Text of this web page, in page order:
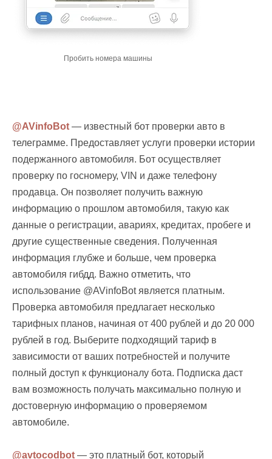
Пробить номера машины
@AVinfoBot — известный бот проверки авто в
телеграмме. Предоставляет услуги проверки истории
подержанного автомобиля. Бот осуществляет
проверку по госномеру, VIN и даже телефону
продавца. Он позволяет получить важную
информацию о прошлом автомобиля, такую как
данные о регистрации, авариях, кредитах, пробеге и
другие существенные сведения. Полученная
информация глубже и больше, чем проверка
автомобиля гибдд. Важно отметить, что
использование @AVinfoBot является платным.
Проверка автомобиля предлагает несколько
тарифных планов, начиная от 400 рублей и до 20 000
рублей в год. Выберите подходящий тариф в
зависимости от ваших потребностей и получите
полный доступ к функционалу бота. Подписка даст
вам возможность получать максимально полную и
достоверную информацию о проверяемом
автомобиле.
@avtocodbot — это платный бот, который